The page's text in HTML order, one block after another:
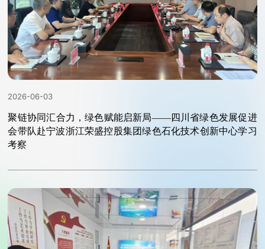
2026-06-03
聚链协同汇合力，绿色赋能启新局——四川省绿色发展促进
会带队赴宁波浙江荣盛控股集团绿色石化技术创新中心学习
考察